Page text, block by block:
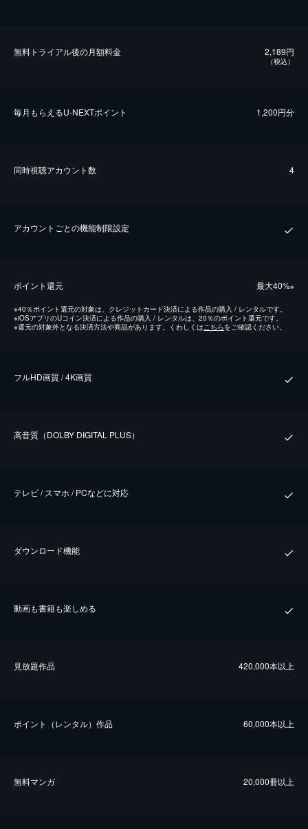
無料トライアル後の⽉額料金 2,189円
（税込）
毎⽉もらえるU-NEXTポイント 1,200円分
同時視聴アカウント数 4
アカウントごとの機能制限設定
ポイント還元 最⼤40%※
※40％ポイント還元の対象は、クレジットカード決済による作品の購入 / レンタルです。
※iOSアプリのUコイン決済による作品の購入 / レンタルは、20％のポイント還元です。
※還元の対象外となる決済方法や商品があります。くわしくは こちらをご確認ください。
フルHD画質 / 4K画質
⾼⾳質（DOLBY DIGITAL PLUS）
テレビ / スマホ / PCなどに対応
ダウンロード機能
動画も書籍も楽しめる
⾒放題作品 420,000本以上
ポイント（レンタル）作品 60,000本以上
無料マンガ 20,000冊以上